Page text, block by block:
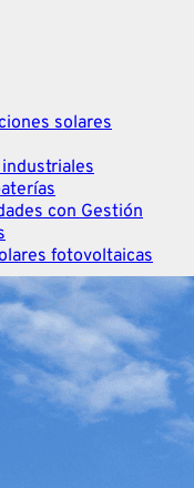
solares
con Gestión
fotovoltaicas